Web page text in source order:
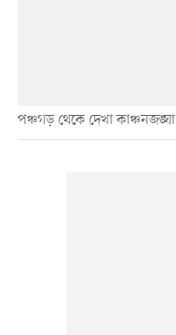
পঞ্চগড় থেকে দেখা কাঞ্চনজঙ্ঘা